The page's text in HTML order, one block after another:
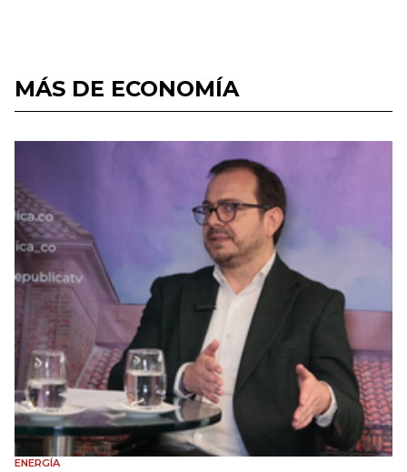
MÁS DE ECONOMÍA
ENERGÍA